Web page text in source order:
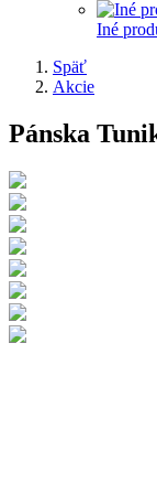
Iné
Späť
Akcie
Pánska